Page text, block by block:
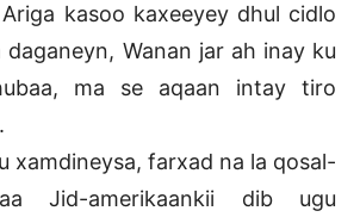
kasoo kaxeeyey dhul cidlo
daganeyn, Wanan jar ah inay ku
ma se aqaan intay tiro
xamdineysa, farxad na la qosal-
Jid-amerikaankii dib ugu